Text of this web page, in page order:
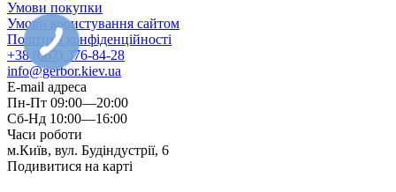
Умови покупки
Умови користування сайтом
Політика конфіденційності
+38 (067) 376-84-28
info@gerbor.kiev.ua
E-mail адреса
Пн-Пт 09:00—20:00
Сб-Нд 10:00—16:00
Часи роботи
м.Київ, вул. Будіндустрії, 6
Подивитися на карті